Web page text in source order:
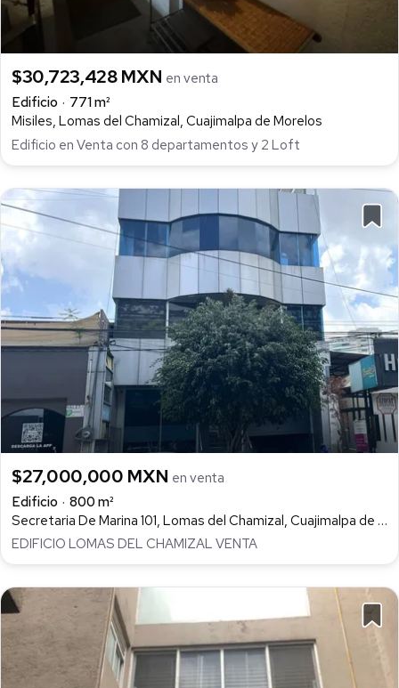
$30,723,428 MXN en venta
Edificio
771 m²
Misiles, Lomas del Chamizal, Cuajimalpa de Morelos
Edificio en Venta con 8 departamentos y 2 Loft
$27,000,000 MXN en venta
Edificio
800 m²
Secretaria De Marina 101, Lomas del Chamizal, Cuajimalpa de Morelos
EDIFICIO LOMAS DEL CHAMIZAL VENTA